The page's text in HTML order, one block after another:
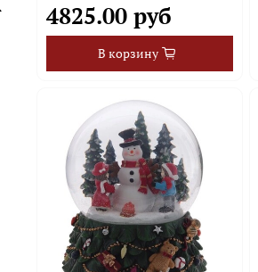
4825.00 руб
В корзину